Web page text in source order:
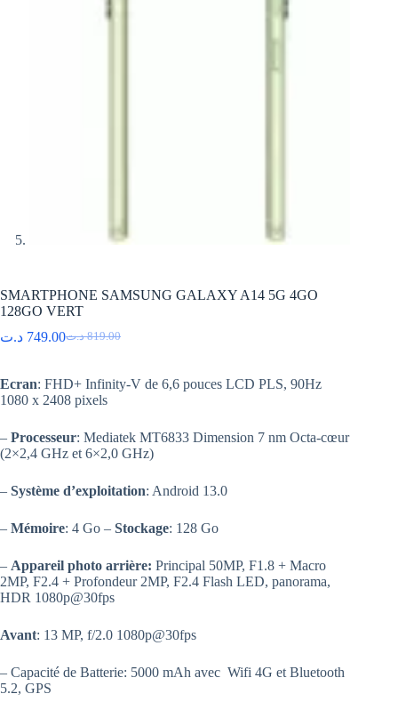
SMARTPHONE SAMSUNG GALAXY A14 5G 4GO
128GO VERT
819.00 د.تLe
était :
749.00 د.ت
Le
est :
Ecran: FHD+ Infinity-V de 6,6 pouces LCD PLS, 90Hz
1080 x 2408 pixels
– Processeur: Mediatek MT6833 Dimension 7 nm Octa-cœur
(2×2,4 GHz et 6×2,0 GHz)
– Système d’exploitation: Android 13.0
– Mémoire: 4 Go – Stockage: 128 Go
– Appareil photo arrière: Principal 50MP, F1.8 + Macro
2MP, F2.4 + Profondeur 2MP, F2.4 Flash LED, panorama,
HDR 1080p@30fps
Avant: 13 MP, f/2.0 1080p@30fps
– Capacité de Batterie: 5000 mAh avec Wifi 4G et Bluetooth
5.2, GPS